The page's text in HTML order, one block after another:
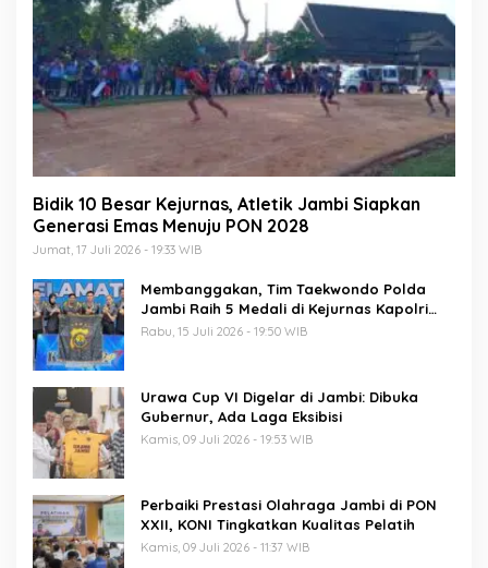
Bidik 10 Besar Kejurnas, Atletik Jambi Siapkan
Generasi Emas Menuju PON 2028
Jumat, 17 Juli 2026 - 19:33 WIB
Membanggakan, Tim Taekwondo Polda
Jambi Raih 5 Medali di Kejurnas Kapolri
Cup 7
Rabu, 15 Juli 2026 - 19:50 WIB
Urawa Cup VI Digelar di Jambi: Dibuka
Gubernur, Ada Laga Eksibisi
Kamis, 09 Juli 2026 - 19:53 WIB
Perbaiki Prestasi Olahraga Jambi di PON
XXII, KONI Tingkatkan Kualitas Pelatih
Kamis, 09 Juli 2026 - 11:37 WIB